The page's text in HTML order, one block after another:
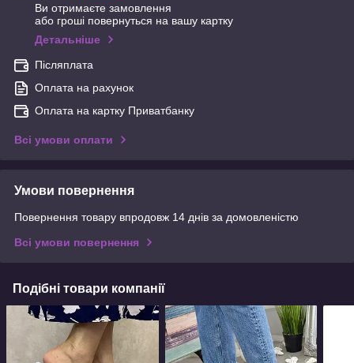
Ви отримаєте замовлення
або гроші повернуться на вашу картку
Детальніше
Післяплата
Оплата на рахунок
Оплата на картку Приватбанку
Всі умови оплати
Умови повернення
Повернення товару впродовж 14 днів за домовленістю
Всі умови повернення
Подібні товари компанії